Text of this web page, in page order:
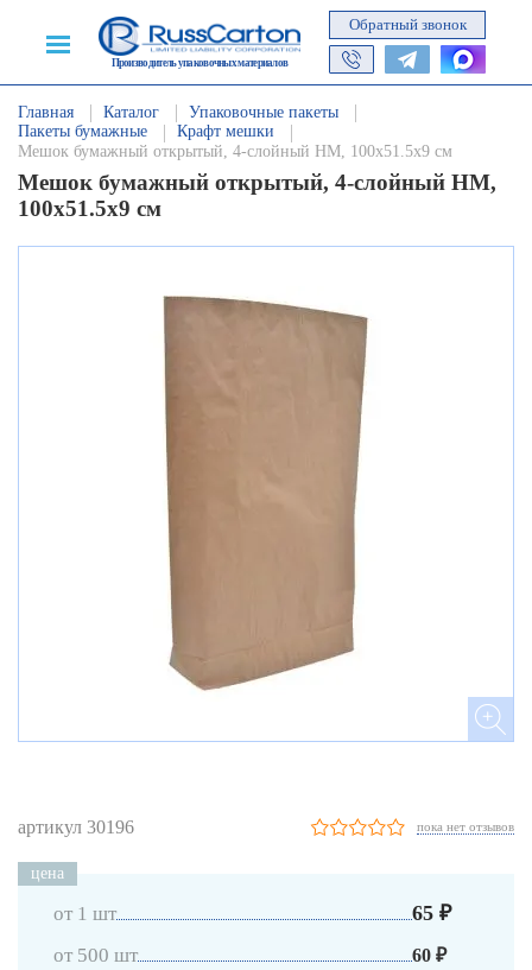
Производитель упаковочных материалов
Обратный звонок
Главная Каталог
Упаковочные пакеты
Пакеты бумажные
Крафт мешки
Мешок бумажный открытый, 4-слойный НМ, 100х51.5х9 см
Мешок бумажный открытый, 4-слойный НМ,
100х51.5х9 см
артикул 30196 пока нет отзывов
цена
от 1 шт 65 ₽
от 500 шт 60 ₽